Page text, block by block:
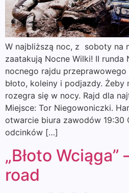
W najbliższą noc, z soboty na
zaatakują Nocne Wilki! II runda
nocnego rajdu
błoto, koleiny i podjazdy. Żeby
rozegra się w nocy. Rajd dla
Miejsce: Tor Niegowoniczki.
otwarcie biura zawodów 19:30
odcinków […]
„Błoto
road